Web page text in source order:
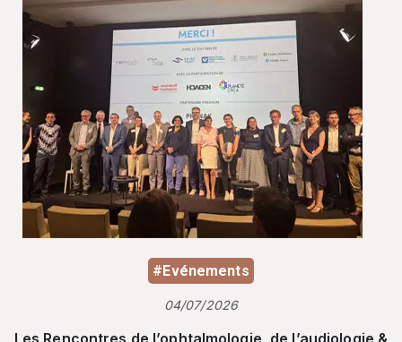
#Evénements
04/07/2026
Les Rencontres de l’ophtalmologie, de l’audiologie &